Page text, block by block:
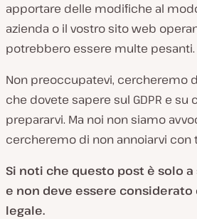
apportare delle modifiche al
azienda o il vostro sito web
potrebbero essere multe pesanti.
Non preoccupatevi, cercheremo
che dovete sapere sul GDPR e
prepararvi. Ma noi non siamo
cercheremo di non annoiarvi con
Si noti che questo post è solo
e non deve essere
legale.